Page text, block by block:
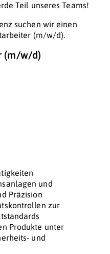
Teil unseres Teams!
suchen wir einen
(m/w/d).
(m/w/d)
und
Präzision
zur
Produkte unter
und